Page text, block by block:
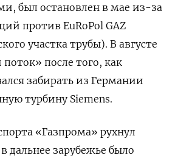
был остановлен в мае из-за
против EuRoPol GAZ
участка трубы). В августе
после того, как
забирать из Германии
турбину Siemens.
«Газпрома» рухнул
дальнее зарубежье было